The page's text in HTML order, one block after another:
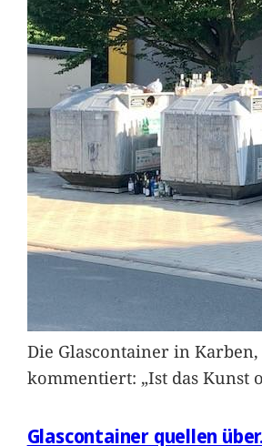
Die Glascontainer in
kommentiert: „Ist das Kunst
Glascontainer quellen